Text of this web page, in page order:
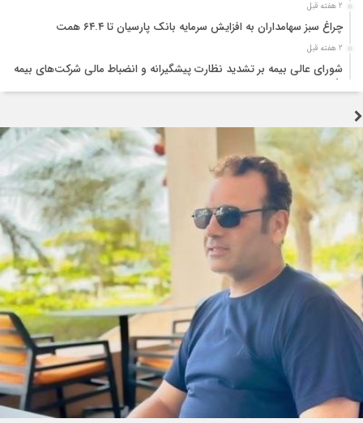
2 هفته قبل
چراغ سبز سهامداران به افزایش سرمایه بانک پارسیان تا ۶۴.۴ همت
2 هفته قبل
شورای عالی بیمه بر تشدید نظارت پیشگیرانه و انضباط مالی شرکت‌های بیمه
تجربه جنگ اوکراین؛ نقشه راهی برای تقویت تاب‌آوری صنعت بیمه
2 هفته قبل
تولید قطعه زیر سایه خاموشی و بحران ارز؛ هشدار درباره توقف زنجیره تامین
خودرو
جنگ زیرساختی؛ آزمونی که اراده ملت ایران را نمی‌شکند
3 هفته قبل
اربعین؛ احیای عدالت و پاکی در برابر فساد اقتصادی
3 هفته قبل
سوداگریِ کمیابی؛ چگونه رانتجویی، موتور اشتغال را خاموش میکند
سرمایه‌گذاری، نقدینگی، فناوری و نیروی انسانی؛ چهار بحران همزمان صنعت
تسهیل تردد زائران؛ احتمال تداوم رایگان بودن مترو تهران تا پایان اربعین
انتصاب راهبردی در قرارگاه بین‌المللی سازندگی